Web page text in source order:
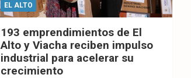
EL ALTO
193 emprendimientos de El
Alto y Viacha reciben impulso
industrial para acelerar su
crecimiento